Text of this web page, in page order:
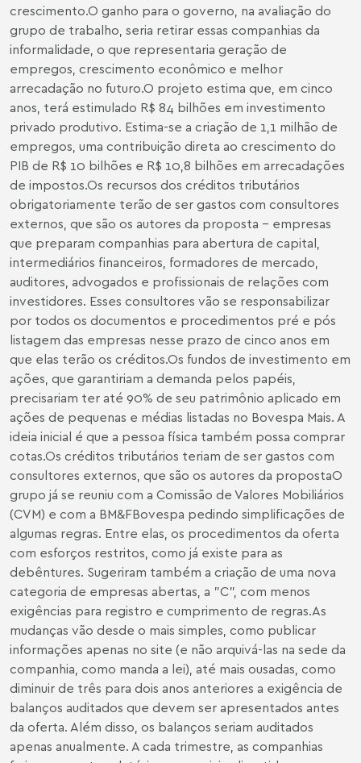
crescimento.O ganho para o governo, na avaliação do
grupo de trabalho, seria retirar essas companhias da
informalidade, o que representaria geração de
empregos, crescimento econômico e melhor
arrecadação no futuro.O projeto estima que, em cinco
anos, terá estimulado R$ 84 bilhões em investimento
privado produtivo. Estima-se a criação de 1,1 milhão de
empregos, uma contribuição direta ao crescimento do
PIB de R$ 10 bilhões e R$ 10,8 bilhões em arrecadações
de impostos.Os recursos dos créditos tributários
obrigatoriamente terão de ser gastos com consultores
externos, que são os autores da proposta - empresas
que preparam companhias para abertura de capital,
intermediários financeiros, formadores de mercado,
auditores, advogados e profissionais de relações com
investidores. Esses consultores vão se responsabilizar
por todos os documentos e procedimentos pré e pós
listagem das empresas nesse prazo de cinco anos em
que elas terão os créditos.Os fundos de investimento em
ações, que garantiriam a demanda pelos papéis,
precisariam ter até 90% de seu patrimônio aplicado em
ações de pequenas e médias listadas no Bovespa Mais. A
ideia inicial é que a pessoa física também possa comprar
cotas.Os créditos tributários teriam de ser gastos com
consultores externos, que são os autores da propostaO
grupo já se reuniu com a Comissão de Valores Mobiliários
(CVM) e com a BM&FBovespa pedindo simplificações de
algumas regras. Entre elas, os procedimentos da oferta
com esforços restritos, como já existe para as
debêntures. Sugeriram também a criação de uma nova
categoria de empresas abertas, a "C", com menos
exigências para registro e cumprimento de regras.As
mudanças vão desde o mais simples, como publicar
informações apenas no site (e não arquivá-las na sede da
companhia, como manda a lei), até mais ousadas, como
diminuir de três para dois anos anteriores a exigência de
balanços auditados que devem ser apresentados antes
da oferta. Além disso, os balanços seriam auditados
apenas anualmente. A cada trimestre, as companhias